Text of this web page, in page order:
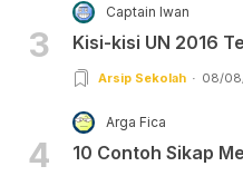
3
Captain Iwan
Kisi-kisi UN 2016
Arsip Sekolah 08/
4
Arga Fica
10 Contoh Sikap